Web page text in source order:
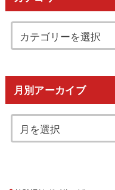
月別アーカイブ